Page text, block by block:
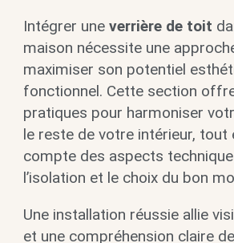
Intégrer une verrière de toit
maison nécessite une
maximiser son potentiel
fonctionnel. Cette section
pratiques pour harmoniser
le reste de votre intérieur, tout
compte des aspects
l’isolation et le choix du bon
Une installation réussie allie
et une compréhension claire